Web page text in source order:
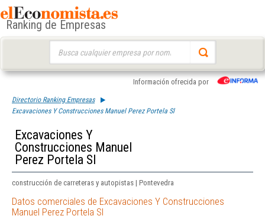
Ranking de Empresas
Información ofrecida por
Directorio Ranking Empresas
Excavaciones Y Construcciones Manuel Perez Portela Sl
Excavaciones Y
Construcciones Manuel
Perez Portela Sl
construcción de carreteras y autopistas | Pontevedra
Datos comerciales de Excavaciones Y Construcciones
Manuel Perez Portela Sl